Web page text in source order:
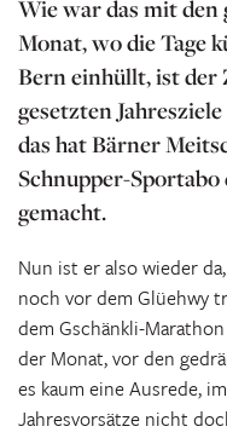
Wie war das mit den
Monat, wo die Tage
Bern einhüllt, ist
gesetzten
das hat Bärner
Schnupper-
gemacht.
Nun ist er also wieder
noch vor dem Glüehwy
dem Gschänkli-
der Monat, vor den
es kaum eine Ausrede,
Jahresvorsätze nicht